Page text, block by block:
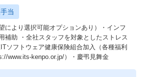
当
により選択可能オプションあり）・インフ
補助 ・全社スタッフを対象としたストレス
ソフトウェア健康保険組合加入（各種福利
www.its-kenpo.or.jp/）・慶弔見舞金